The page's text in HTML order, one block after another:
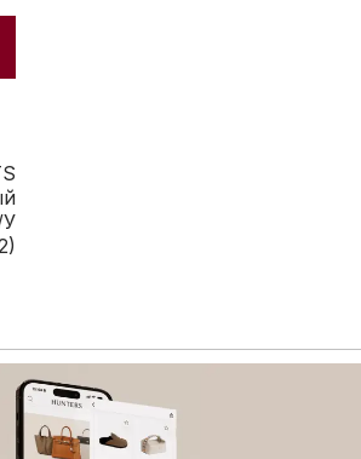
брендовых товаров: больше